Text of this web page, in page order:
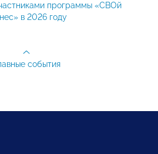
программы «СВОй
в 2026 году
события